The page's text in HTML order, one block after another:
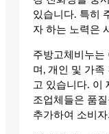
있습니다. 특히
자 하는 노력은
주방고체비누는
며, 개인 및 가
고 있습니다. 이
조업체들은 품
추가하여 소비